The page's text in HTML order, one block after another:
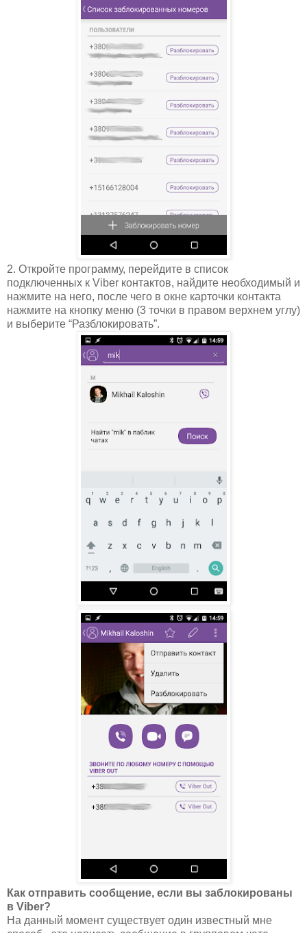
2. Откройте программу, перейдите в список
подключенных к Viber контактов, найдите необходимый и
нажмите на него, после чего в окне карточки контакта
нажмите на кнопку меню (3 точки в правом верхнем углу)
и выберите “Разблокировать”.
Как отправить сообщение, если вы заблокированы
в Viber?
На данный момент существует один известный мне